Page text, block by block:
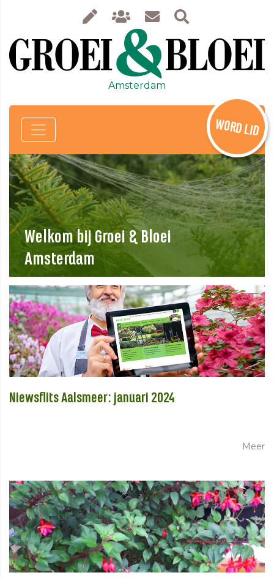
Amsterdam
WORD LID
Welkom bij Groei & Bloei
Amsterdam
Niewsflits Aalsmeer: januari 2024
Meer